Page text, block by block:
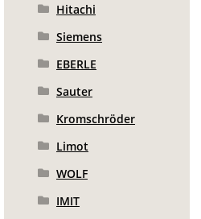
Hitachi
Siemens
EBERLE
Sauter
Kromschröder
Limot
WOLF
IMIT